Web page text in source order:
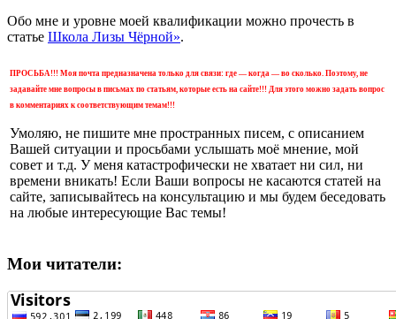
Обо мне и уровне моей квалификации можно прочесть в
статье Школа Лизы Чёрной».
ПРОСЬБА!!! Моя почта предназначена только для связи: где — когда — во сколько. Поэтому, не
задавайте мне вопросы в письмах по статьям, которые есть на сайте!!! Для этого можно задать вопрос
в комментариях к соответствующим темам!!!
Умоляю, не пишите мне пространных писем, с описанием
Вашей ситуации и просьбами услышать моё мнение, мой
совет и т.д. У меня катастрофически не хватает ни сил, ни
времени вникать! Если Ваши вопросы не касаются статей на
сайте, записывайтесь на консультацию и мы будем беседовать
на любые интересующие Вас темы!
Мои читатели: